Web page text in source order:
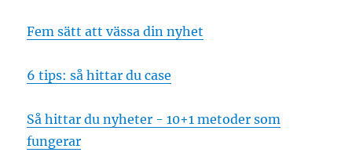
Fem sätt att vässa din nyhet
6 tips: så hittar du case
Så hittar du nyheter - 10+1 metoder som
fungerar